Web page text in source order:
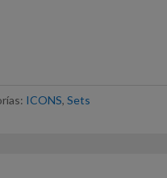
ICONS, Sets